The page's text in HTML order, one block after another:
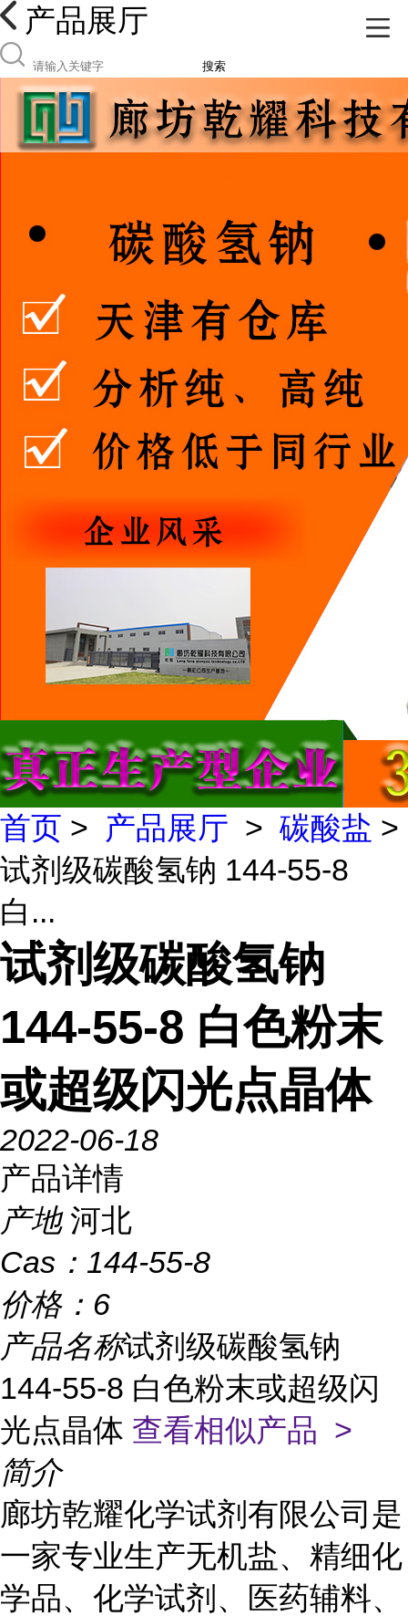
产品展厅
搜索
首页 > 产品展厅 > 碳酸盐 >
试剂级碳酸氢钠 144-55-8
白...
试剂级碳酸氢钠
144-55-8 白色粉末
或超级闪光点晶体
2022-06-18
产品详情
产地 河北
Cas： 144-55-8
价格： 6
产品名称试剂级碳酸氢钠
144-55-8 白色粉末或超级闪
光点晶体 查看相似产品 >
简介
廊坊乾耀化学试剂有限公司是
一家专业生产无机盐、精细化
学品、化学试剂、医药辅料、